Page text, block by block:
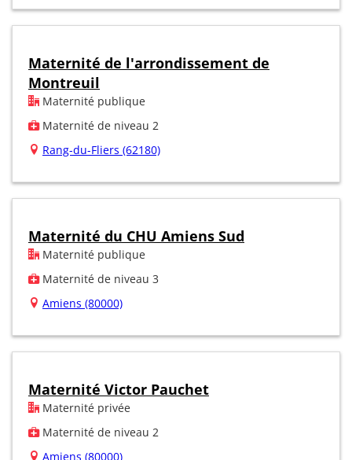
Maternité de l'arrondissement de
Montreuil
Maternité publique
Maternité de niveau 2
Rang-du-Fliers (62180)
Maternité du CHU Amiens Sud
Maternité publique
Maternité de niveau 3
Amiens (80000)
Maternité Victor Pauchet
Maternité privée
Maternité de niveau 2
Amiens (80000)